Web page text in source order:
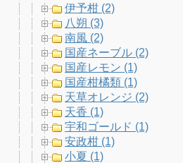
伊予柑 (2)
八朔 (3)
南風 (2)
国産ネーブル (2)
国産レモン (1)
国産柑橘類 (1)
天草オレンジ (2)
天香 (1)
宇和ゴールド (1)
安政柑 (1)
小夏 (1)